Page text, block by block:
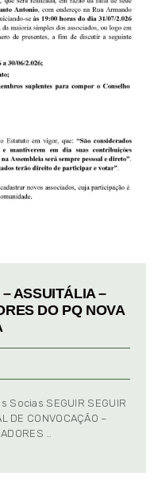
ASSUITÁLIA –
DO PQ NOVA
SEGUIR SEGUIR
DE CONVOCAÇÃO –
…